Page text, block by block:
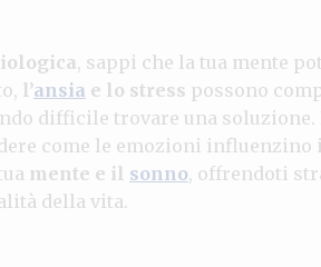
, sappi che la tua mente
l’ansia e lo stress possono
difficile trovare una soluzione.
come le emozioni influenzino
mente e il sonno, offrendoti
della vita.